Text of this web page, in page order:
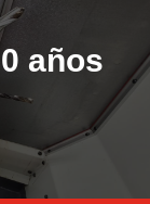
años